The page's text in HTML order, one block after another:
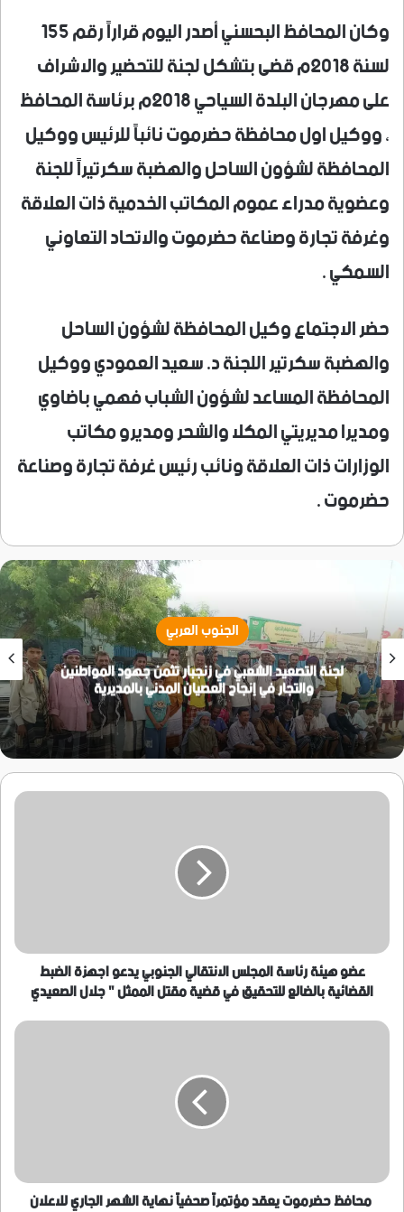
وكان المحافظ البحسني أصدر اليوم قراراً رقم 155
لسنة 2018م قضى بتشكل لجنة للتحضير والاشراف
على مهرجان البلدة السياحي 2018م برئاسة المحافظ
، ووكيل اول محافظة حضرموت نائباً للرئيس ووكيل
المحافظة لشؤون الساحل والهضبة سكرتيراً للجنة
وعضوية مدراء عموم المكاتب الخدمية ذات العلاقة
وغرفة تجارة وصناعة حضرموت والاتحاد التعاوني
السمكي .
حضر الاجتماع وكيل المحافظة لشؤون الساحل
والهضبة سكرتير اللجنة د. سعيد العمودي ووكيل
المحافظة المساعد لشؤون الشباب فهمي باضاوي
ومديرا مديريتي المكلا والشحر ومديرو مكاتب
الوزارات ذات العلاقة ونائب رئيس غرفة تجارة وصناعة
حضرموت .
الجنوب العربي
لجنة التصعيد الشعبي في زنجبار تثمن جهود المواطنين
والتجار في إنجاح العصيان المدني بالمديرية
عضو
الضبطالقضائية
بالضالع
للتحقيقفي
عضو هيئة رئاسة المجلس الانتقالي الجنوبي يدعو اجهزة الضبط
القضائية بالضالع للتحقيق في قضية مقتل الممثل " جلال الصعيدي
محافظ
للاعلان
محافظ حضرموت يعقد مؤتمراً صحفياً نهاية الشهر الجاري للاعلان